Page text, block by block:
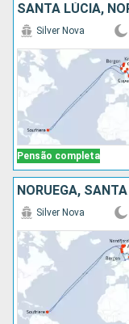
SANTA LÚCIA,
Pensão completa
Silver Nova
NORUEGA,
Silver Nova